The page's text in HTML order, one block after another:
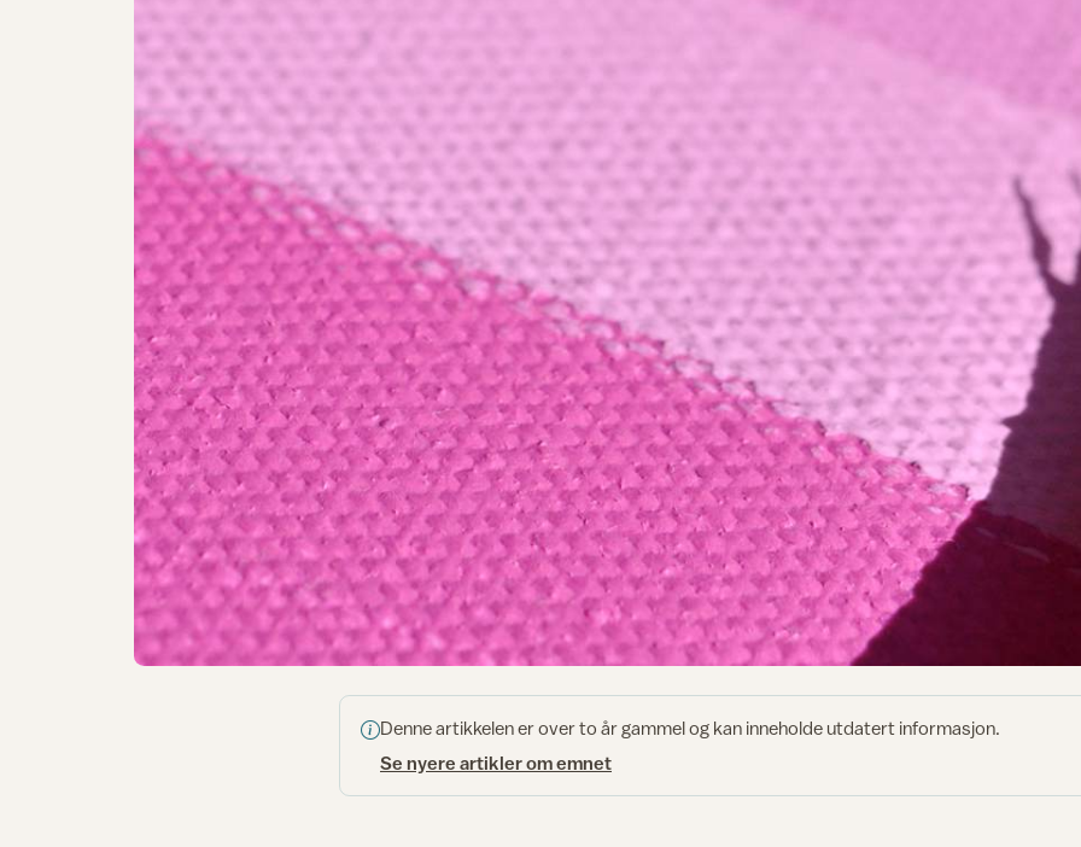
Denne artikkelen er over to år gammel og kan inneholde utdatert informasjon.
Se nyere artikler om emnet